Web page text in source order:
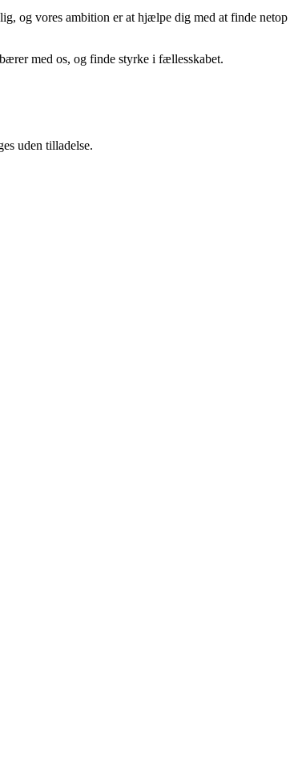
og vores ambition er at hjælpe dig med at finde netop
med os, og finde styrke i fællesskabet.
uden tilladelse.